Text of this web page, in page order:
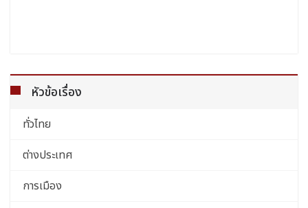
หัวข้อเรื่อง
ทั่วไทย
ต่างประเทศ
การเมือง